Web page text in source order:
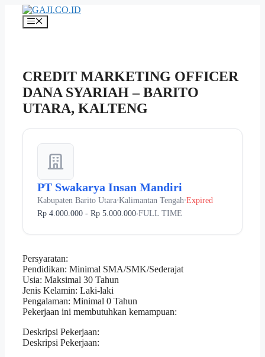
Langsung
Menu
CREDIT MARKETING OFFICER
DANA SYARIAH – BARITO
UTARA, KALTENG
PT Swakarya Insan Mandiri
Kabupaten Barito Utara•Kalimantan Tengah•Expired
Rp 4.000.000 - Rp 5.000.000•FULL TIME
Persyaratan:
Pendidikan: Minimal SMA/SMK/Sederajat
Usia: Maksimal 30 Tahun
Jenis Kelamin: Laki-laki
Pengalaman: Minimal 0 Tahun
Pekerjaan ini membutuhkan kemampuan:
Deskripsi Pekerjaan:
Deskripsi Pekerjaan: